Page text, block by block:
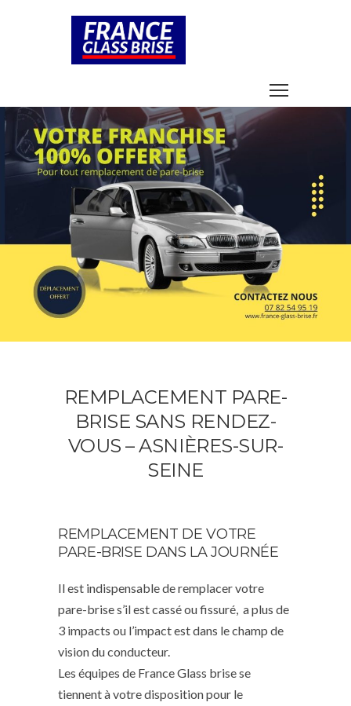
REMPLACEMENT PARE-
BRISE SANS RENDEZ-
VOUS – ASNIÈRES-SUR-
SEINE
REMPLACEMENT DE VOTRE
PARE-BRISE DANS LA JOURNÉE
Il est indispensable de remplacer votre
pare-brise s’il est cassé ou fissuré, a plus de
3 impacts ou l’impact est dans le champ de
vision du conducteur.
Les équipes de France Glass brise se
tiennent à votre disposition pour le